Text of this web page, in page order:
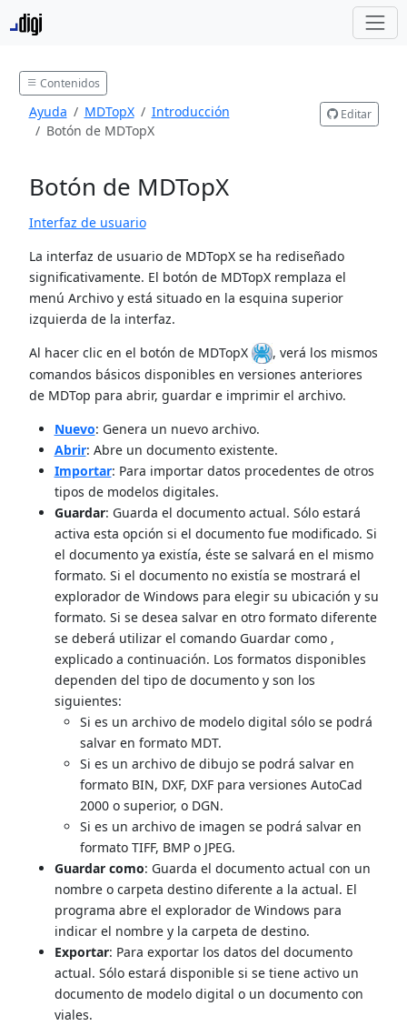
Contenidos
Ayuda MDTopX
Introducción
Botón de MDTopX
Editar
Botón de MDTopX
Interfaz de usuario
La interfaz de usuario de MDTopX se ha rediseñado
significativamente. El botón de MDTopX remplaza el
menú Archivo y está situado en la esquina superior
izquierda de la interfaz.
Al hacer clic en el botón de MDTopX
, verá los mismos
comandos básicos disponibles en versiones anteriores
de MDTop para abrir, guardar e imprimir el archivo.
Nuevo: Genera un nuevo archivo.
Abrir: Abre un documento existente.
Importar: Para importar datos procedentes de otros
tipos de modelos digitales.
Guardar: Guarda el documento actual. Sólo estará
activa esta opción si el documento fue modificado. Si
el documento ya existía, éste se salvará en el mismo
formato. Si el documento no existía se mostrará el
explorador de Windows para elegir su ubicación y su
formato. Si se desea salvar en otro formato diferente
se deberá utilizar el comando Guardar como ,
explicado a continuación. Los formatos disponibles
dependen del tipo de documento y son los
siguientes:
Si es un archivo de modelo digital sólo se podrá
salvar en formato MDT.
Si es un archivo de dibujo se podrá salvar en
formato BIN, DXF, DXF para versiones AutoCad
2000 o superior, o DGN.
Si es un archivo de imagen se podrá salvar en
formato TIFF, BMP o JPEG.
Guardar como: Guarda el documento actual con un
nombre o carpeta destino diferente a la actual. El
programa abre el explorador de Windows para
indicar el nombre y la carpeta de destino.
Exportar: Para exportar los datos del documento
actual. Sólo estará disponible si se tiene activo un
documento de modelo digital o un documento con
viales.